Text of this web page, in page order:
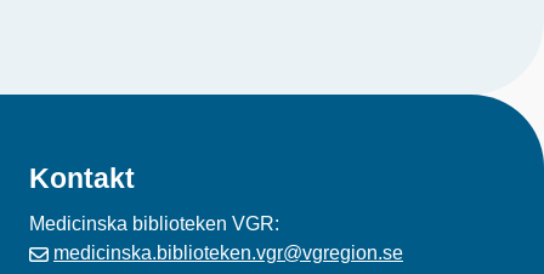
Kontakt
Medicinska biblioteken VGR:
medicinska.biblioteken.vgr@vgregion.se